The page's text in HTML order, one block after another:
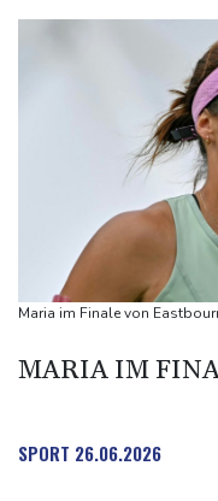
Torlos gegen
Ätna auf Sizilien
zeitweise
Doppelpack Freigang:
Explosion mutmaßlich
diplomatische
Selenskyj warnt vor
Integrität der Ukraine
Sieg auf der längsten
Drohne explodiert an
Maria im Finale von
MARIA IM
SPORT 26.06.2026